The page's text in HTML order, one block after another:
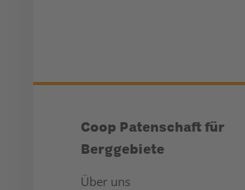
Coop Patenschaft für
Berggebiete
Über uns